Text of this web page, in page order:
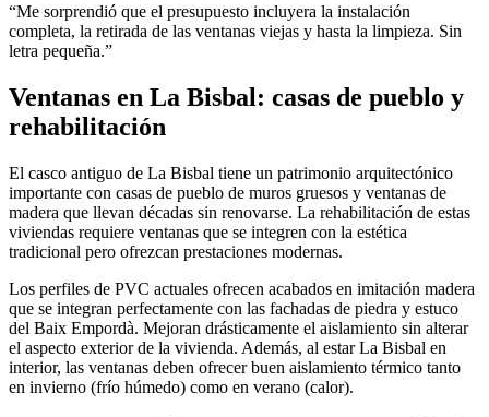
“Me sorprendió que el presupuesto incluyera la instalación
completa, la retirada de las ventanas viejas y hasta la limpieza. Sin
letra pequeña.”
Ventanas en La Bisbal: casas de pueblo y
rehabilitación
El casco antiguo de La Bisbal tiene un patrimonio arquitectónico
importante con casas de pueblo de muros gruesos y ventanas de
madera que llevan décadas sin renovarse. La rehabilitación de estas
viviendas requiere ventanas que se integren con la estética
tradicional pero ofrezcan prestaciones modernas.
Los perfiles de PVC actuales ofrecen acabados en imitación madera
que se integran perfectamente con las fachadas de piedra y estuco
del Baix Empordà. Mejoran drásticamente el aislamiento sin alterar
el aspecto exterior de la vivienda. Además, al estar La Bisbal en
interior, las ventanas deben ofrecer buen aislamiento térmico tanto
en invierno (frío húmedo) como en verano (calor).